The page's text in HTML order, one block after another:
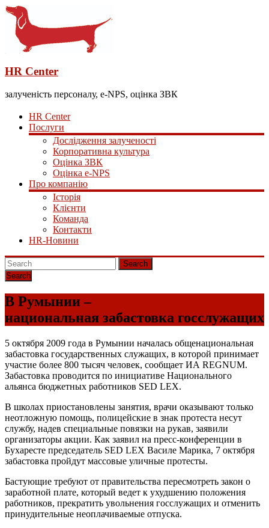
HR Center
залученість персоналу, e-NPS, оцінка ЗВК
HR Center
Послуги
Дослідження залученості
Корпоративна культура
Оцінка ЗВК
Оцінка e-NPS
Про компанію
Історія
Клієнти
Команда
Контакти
HR-Новини
Search
В Румынии –
национальная забастовка госслужащих
5 октября 2009 года в Румынии началась общенациональная
забастовка государственных служащих, в которой принимает
участие более 800 тысяч человек, сообщает ИА REGNUM.
Забастовка проводится по инициативе Национального
альянса бюджетных работников SED LEX.
В школах приостановлены занятия, врачи оказывают только
неотложную помощь, полицейские в знак протеста несут
службу, надев специальные повязки на рукав, заявили
организаторы акции. Как заявил на пресс-конференции в
Бухаресте председатель SED LEX Василе Марика, 7 октября
забастовка пройдут массовые уличные протесты.
Бастующие требуют от правительства пересмотреть закон о
заработной плате, который ведет к ухудшению положения
работников, прекратить увольнения госслужащих и отменить
принудительные неоплачиваемые отпуска.